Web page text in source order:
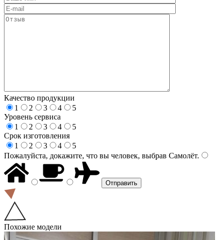
Качество продукции
1
2 3 4
5
Уровень сервиса
1
2 3 4
5
Срок изготовления
1
2 3 4
5
Пожалуйста, докажите, что вы человек, выбрав Самолёт.
Похожие модели